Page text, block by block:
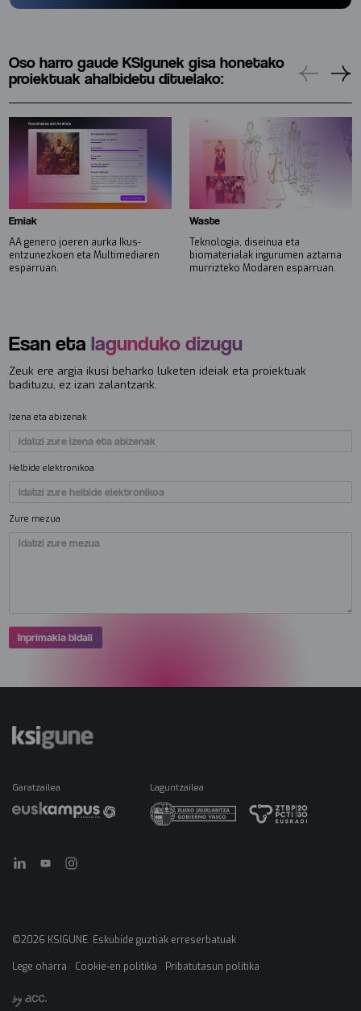
Oso harro gaude KSIgunek gisa honetako
proiektuak ahalbidetu dituelako:
Emiak
AA genero joeren aurka Ikus-
entzunezkoen eta Multimediaren
esparruan.
Waste
Teknologia, diseinua eta
biomaterialak ingurumen aztarna
murrizteko Modaren esparruan.
Esan etalagunduko dizugu
Zeuk ere argia ikusi beharko luketen ideiak eta proiektuak
badituzu, ez izan zalantzarik.
Izena eta abizenak
Helbide elektronikoa
Zure mezua
Garatzailea Laguntzailea
©2026 KSIGUNE. Eskubide guztiak erreserbatuak
Menú
legales
Lege oharra Cookie-en politika Pribatutasun politika